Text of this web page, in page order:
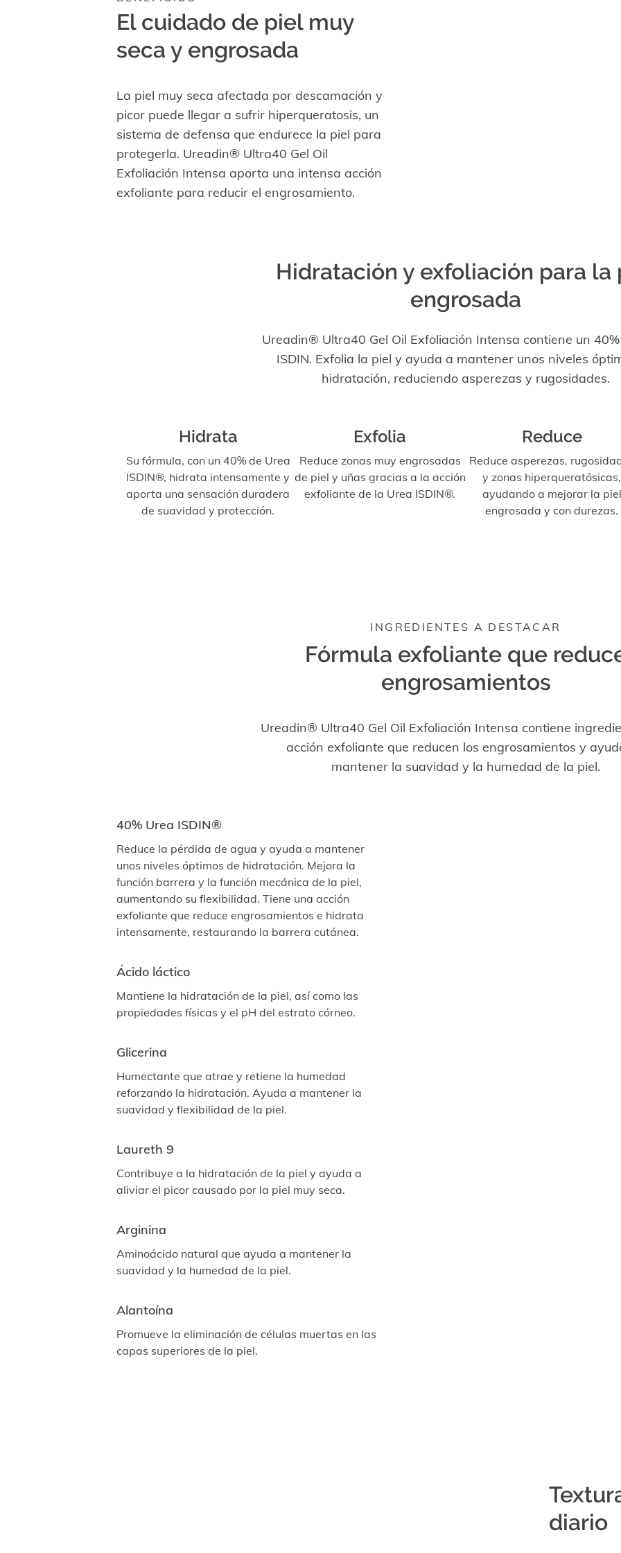
El cuidado de piel muy
seca y engrosada
La piel muy seca afectada por descamación y
picor puede llegar a sufrir hiperqueratosis, un
sistema de defensa que endurece la piel para
protegerla. Ureadin® Ultra40 Gel Oil
Exfoliación Intensa aporta una intensa acción
exfoliante para reducir el engrosamiento.
Hidratación y exfoliación para la
engrosada
Ureadin® Ultra40 Gel Oil Exfoliación Intensa contiene un
ISDIN. Exfolia la piel y ayuda a mantener unos niveles
hidratación, reduciendo asperezas y rugosidades.
Hidrata
Su fórmula, con un 40% de Urea
ISDIN®, hidrata intensamente y
aporta una sensación duradera
de suavidad y protección.
Exfolia
Reduce zonas muy engrosadas
de piel y uñas gracias a la acción
exfoliante de la Urea ISDIN®.
Reduce
Reduce asperezas,
y zonas hiperqueratósicas,
ayudando a mejorar la piel
engrosada y con durezas.
INGREDIENTES A DESTACAR
Fórmula exfoliante que
engrosamientos
Ureadin® Ultra40 Gel Oil Exfoliación Intensa contiene
acción exfoliante que reducen los engrosamientos y
mantener la suavidad y la humedad de la piel.
40% Urea ISDIN®
Reduce la pérdida de agua y ayuda a mantener
unos niveles óptimos de hidratación. Mejora la
función barrera y la función mecánica de la piel,
aumentando su flexibilidad. Tiene una acción
exfoliante que reduce engrosamientos e hidrata
intensamente, restaurando la barrera cutánea.
Ácido láctico
Mantiene la hidratación de la piel, así como las
propiedades físicas y el pH del estrato córneo.
Glicerina
Humectante que atrae y retiene la humedad
reforzando la hidratación. Ayuda a mantener la
suavidad y flexibilidad de la piel.
Laureth 9
Contribuye a la hidratación de la piel y ayuda a
aliviar el picor causado por la piel muy seca.
Arginina
Aminoácido natural que ayuda a mantener la
suavidad y la humedad de la piel.
Alantoína
Promueve la eliminación de células muertas en las
capas superiores de la piel.
diario